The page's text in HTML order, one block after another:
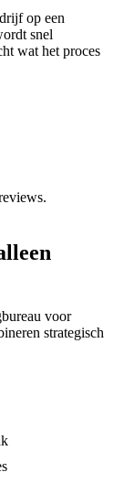
op een
snel
wat het proces
voor
strategisch